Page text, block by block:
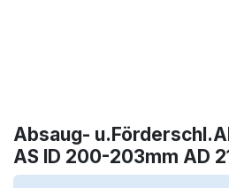
Absaug-
AS ID 200-203mm AD